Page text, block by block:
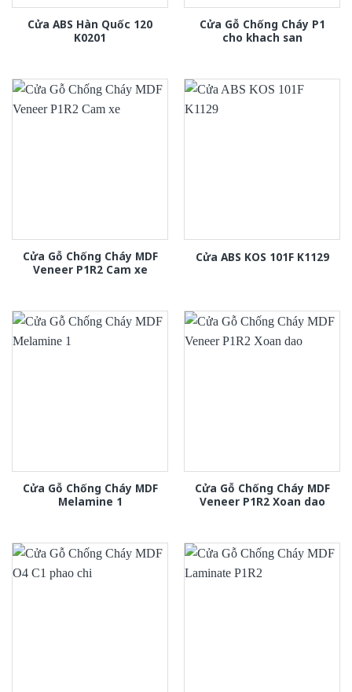
Cửa ABS Hàn Quốc 120
K0201
Cửa Gỗ Chống Cháy P1
cho khach san
Cửa Gỗ Chống Cháy MDF
Veneer P1R2 Cam xe
Cửa ABS KOS 101F K1129
Cửa Gỗ Chống Cháy MDF
Melamine 1
Cửa Gỗ Chống Cháy MDF
Veneer P1R2 Xoan dao